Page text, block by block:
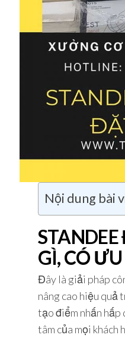
Nội dung bài
GÌ, CÓ
Đây là giải pháp
nâng cao hiệu quả
tạo điểm nhấn hấp
tâm của mọi khách